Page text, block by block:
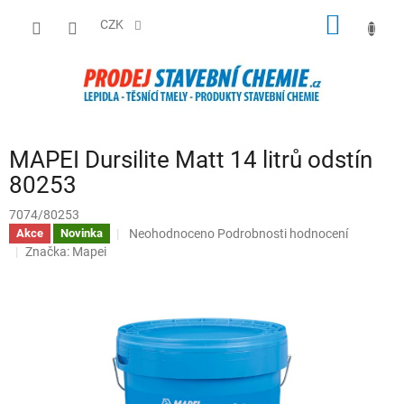
CZK
MAPEI Dursilite Matt 14 litrů odstín
80253
7074/80253
Akce Novinka
Průměrné
5
hvězdiček.
Neohodnoceno Podrobnosti hodnocení
Značka: Mapei